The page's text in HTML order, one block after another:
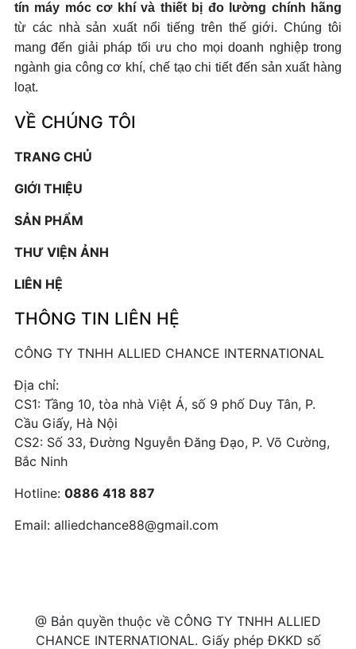
tín máy móc cơ khí và thiết bị đo lường chính hãng
từ các nhà sản xuất nổi tiếng trên thế giới. Chúng tôi
mang đến giải pháp tối ưu cho mọi doanh nghiệp trong
ngành gia công cơ khí, chế tạo chi tiết đến sản xuất hàng
loạt.
VỀ CHÚNG TÔI
TRANG CHỦ
GIỚI THIỆU
SẢN PHẨM
THƯ VIỆN ẢNH
LIÊN HỆ
THÔNG TIN LIÊN HỆ
CÔNG TY TNHH ALLIED CHANCE INTERNATIONAL
Địa chỉ:
CS1: Tầng 10, tòa nhà Việt Á, số 9 phố Duy Tân, P.
Cầu Giấy, Hà Nội
CS2: Số 33, Đường Nguyễn Đăng Đạo, P. Võ Cường,
Bắc Ninh
Hotline: 0886 418 887
Email: alliedchance88@gmail.com
@ Bản quyền thuộc về CÔNG TY TNHH ALLIED
CHANCE INTERNATIONAL. Giấy phép ĐKKD số